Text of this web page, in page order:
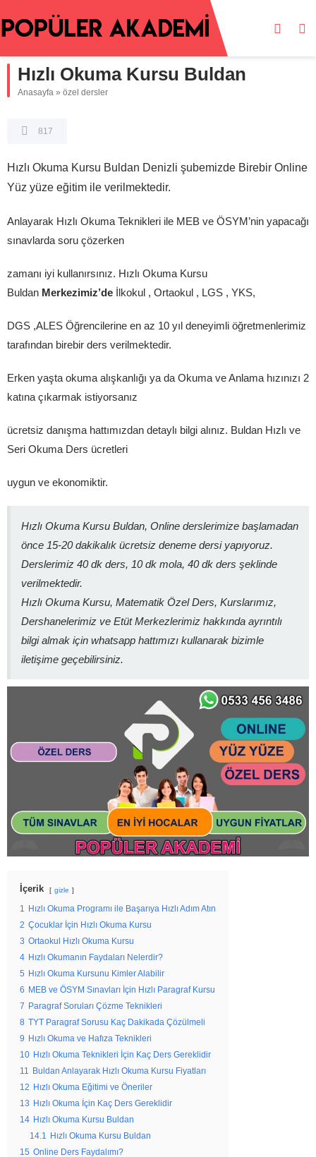
Hızlı Okuma Kursu Buldan
Anasayfa » özel dersler
817
Hızlı Okuma Kursu Buldan Denizli şubemizde Birebir Online
Yüz yüze eğitim ile verilmektedir.
Anlayarak Hızlı Okuma Teknikleri ile MEB ve ÖSYM’nin yapacağı
sınavlarda soru çözerken
zamanı iyi kullanırsınız. Hızlı Okuma Kursu
Buldan Merkezimiz’de İlkokul , Ortaokul , LGS , YKS,
DGS ,ALES Öğrencilerine en az 10 yıl deneyimli öğretmenlerimiz
tarafından birebir ders verilmektedir.
Erken yaşta okuma alışkanlığı ya da Okuma ve Anlama hızınızı 2
katına çıkarmak istiyorsanız
ücretsiz danışma hattımızdan detaylı bilgi alınız. Buldan Hızlı ve
Seri Okuma Ders ücretleri
uygun ve ekonomiktir.
Hızlı Okuma Kursu Buldan, Online derslerimize başlamadan
önce 15-20 dakikalık ücretsiz deneme dersi yapıyoruz.
Derslerimiz 40 dk ders, 10 dk mola, 40 dk ders şeklinde
verilmektedir.
Hızlı Okuma Kursu, Matematik Özel Ders, Kurslarımız,
Dershanelerimiz ve Etüt Merkezlerimiz hakkında ayrıntılı
bilgi almak için whatsapp hattımızı kullanarak bizimle
iletişime geçebilirsiniz.
İçerik gizle
1
Hızlı Okuma Programı ile Başarıya Hızlı Adım Atın
2 Çocuklar İçin Hızlı Okuma Kursu
3 Ortaokul Hızlı Okuma Kursu
4 Hızlı Okumanın Faydaları Nelerdir?
5 Hızlı Okuma Kursunu Kimler Alabilir
6 MEB ve ÖSYM Sınavları İçin Hızlı Paragraf Kursu
7 Paragraf Soruları Çözme Teknikleri
8 TYT Paragraf Sorusu Kaç Dakikada Çözülmeli
9 Hızlı Okuma ve Hafıza Teknikleri
10 Hızlı Okuma Teknikleri İçin Kaç Ders Gereklidir
11
Buldan Anlayarak Hızlı Okuma Kursu Fiyatları
12 Hızlı Okuma Eğitimi ve Öneriler
13 Hızlı Okuma İçin Kaç Ders Gereklidir
14 Hızlı Okuma Kursu Buldan
14.1
Hızlı Okuma Kursu Buldan
15 Online Ders Faydalımı?